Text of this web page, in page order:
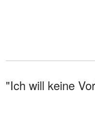
"Ich will keine